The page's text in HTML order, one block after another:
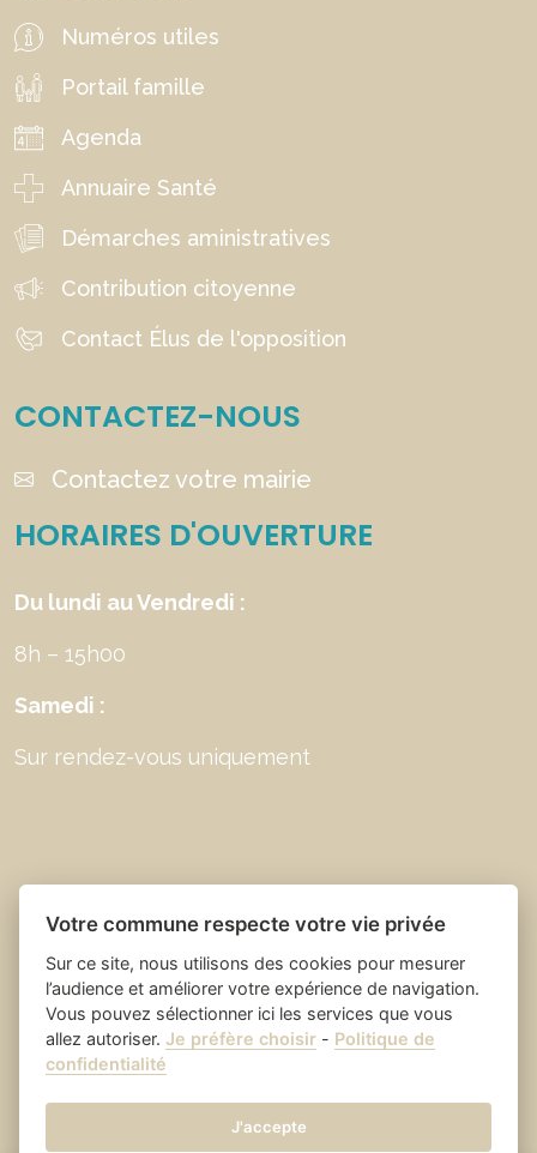
Numéros utiles
Portail famille
Agenda
Annuaire Santé
Démarches aministratives
Contribution citoyenne
Contact Élus de l'opposition
CONTACTEZ-NOUS
Contactez votre mairie
HORAIRES D'OUVERTURE
Du lundi au Vendredi :
8h – 15h00
Samedi :
Sur rendez-vous uniquement
Place du village la solution web
et appli des collectivités
- Saint Laurent
Mentions légales-- Gestion des cookies
Votre commune respecte votre vie privée
Sur ce site, nous utilisons des cookies pour mesurer
l’audience et améliorer votre expérience de navigation.
Vous pouvez sélectionner ici les services que vous
allez autoriser.Je préfère choisir - Politique de
confidentialité
J'accepte